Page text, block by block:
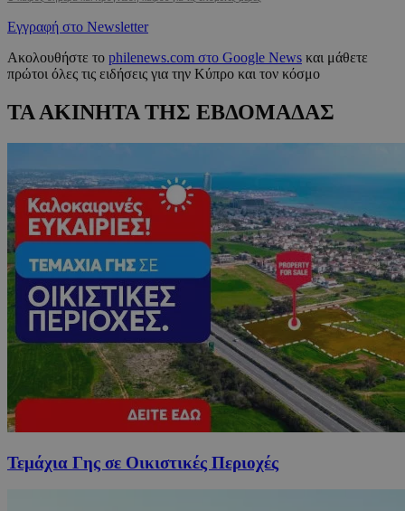
Εγγραφή στο Newsletter
Ακολουθήστε το philenews.com στο Google News και μάθετε
πρώτοι όλες τις ειδήσεις για την Κύπρο και τον κόσμο
ΤΑ ΑΚΙΝΗΤΑ ΤΗΣ ΕΒΔΟΜΑΔΑΣ
Τεμάχια Γης σε Οικιστικές Περιοχές